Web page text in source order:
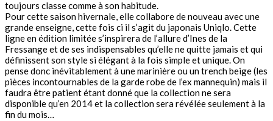
toujours classe comme à son habitude.
Pour cette saison hivernale, elle collabore de nouveau avec une
grande enseigne, cette fois ci il s’agit du japonais Uniqlo. Cette
ligne en édition limitée s’inspirera de l’allure d’Ines de la
Fressange et de ses indispensables qu’elle ne quitte jamais et qui
définissent son style si élégant à la fois simple et unique. On
pense donc inévitablement à une marinière ou un trench beige (les
pièces incontournables de la garde robe de l’ex mannequin) mais il
faudra être patient étant donné que la collection ne sera
disponible qu’en 2014 et la collection sera révélée seulement à la
fin du mois…